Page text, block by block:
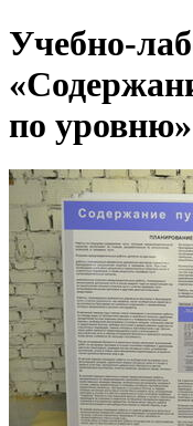
Учебно-
по уровню»